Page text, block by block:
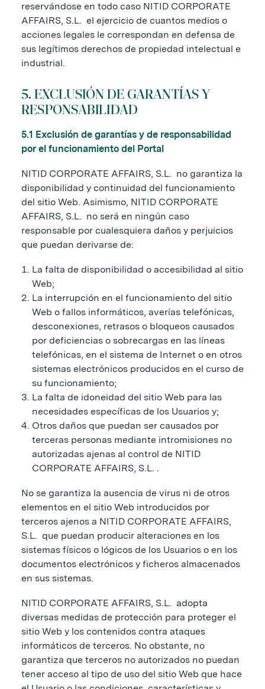
reservándose en todo caso NITID CORPORATE
AFFAIRS, S.L. el ejercicio de cuantos medios o
acciones legales le correspondan en defensa de
sus legítimos derechos de propiedad intelectual e
industrial.
5. EXCLUSIÓN DE GARANTÍAS Y
RESPONSABILIDAD
5.1 Exclusión de garantías y de responsabilidad
por el funcionamiento del Portal
NITID CORPORATE AFFAIRS, S.L. no garantiza la
disponibilidad y continuidad del funcionamiento
del sitio Web. Asimismo, NITID CORPORATE
AFFAIRS, S.L. no será en ningún caso
responsable por cualesquiera daños y perjuicios
que puedan derivarse de:
La falta de disponibilidad o accesibilidad al sitio
Web;
La interrupción en el funcionamiento del sitio
Web o fallos informáticos, averías telefónicas,
desconexiones, retrasos o bloqueos causados
por deficiencias o sobrecargas en las líneas
telefónicas, en el sistema de Internet o en otros
sistemas electrónicos producidos en el curso de
su funcionamiento;
La falta de idoneidad del sitio Web para las
necesidades específicas de los Usuarios y;
Otros daños que puedan ser causados por
terceras personas mediante intromisiones no
autorizadas ajenas al control de NITID
CORPORATE AFFAIRS, S.L. .
No se garantiza la ausencia de virus ni de otros
elementos en el sitio Web introducidos por
terceros ajenos a NITID CORPORATE AFFAIRS,
S.L. que puedan producir alteraciones en los
sistemas físicos o lógicos de los Usuarios o en los
documentos electrónicos y ficheros almacenados
en sus sistemas.
NITID CORPORATE AFFAIRS, S.L. adopta
diversas medidas de protección para proteger el
sitio Web y los contenidos contra ataques
informáticos de terceros. No obstante, no
garantiza que terceros no autorizados no puedan
tener acceso al tipo de uso del sitio Web que hace